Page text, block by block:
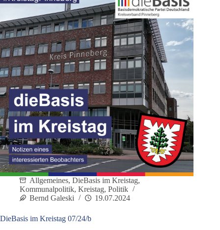
Allgemeines, DieBasis im Kreistag,
Kommunalpolitik, Kreistag, Politik
Bernd Galeski
19.07.2024
DieBasis im Kreistag 07/24/b